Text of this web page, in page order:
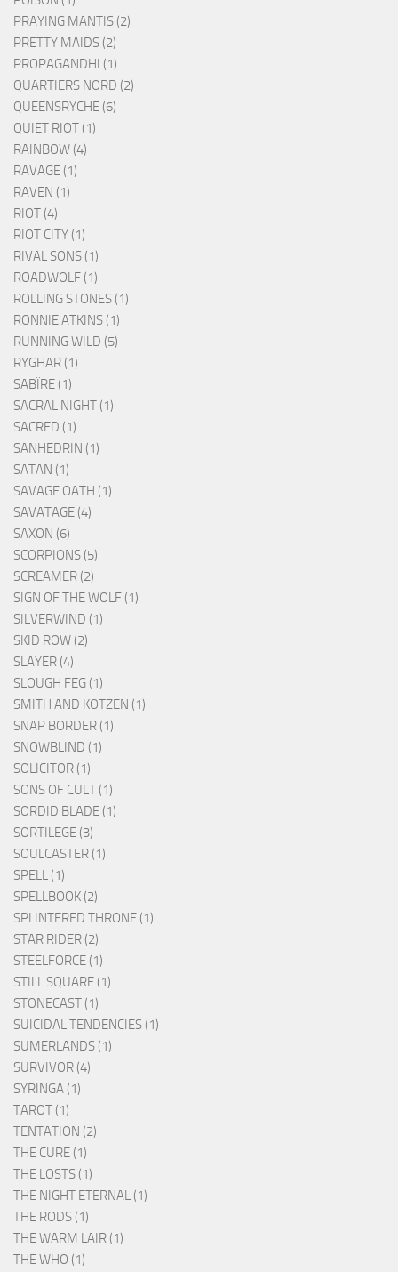
PRAYING MANTIS (2)
PRETTY MAIDS (2)
PROPAGANDHI (1)
QUARTIERS NORD (2)
QUEENSRYCHE (6)
QUIET RIOT (1)
RAINBOW (4)
RAVAGE (1)
RAVEN (1)
RIOT (4)
RIOT CITY (1)
RIVAL SONS (1)
ROADWOLF (1)
ROLLING STONES (1)
RONNIE ATKINS (1)
RUNNING WILD (5)
RYGHAR (1)
SABÏRE (1)
SACRAL NIGHT (1)
SACRED (1)
SANHEDRIN (1)
SATAN (1)
SAVAGE OATH (1)
SAVATAGE (4)
SAXON (6)
SCORPIONS (5)
SCREAMER (2)
SIGN OF THE WOLF (1)
SILVERWIND (1)
SKID ROW (2)
SLAYER (4)
SLOUGH FEG (1)
SMITH AND KOTZEN (1)
SNAP BORDER (1)
SNOWBLIND (1)
SOLICITOR (1)
SONS OF CULT (1)
SORDID BLADE (1)
SORTILEGE (3)
SOULCASTER (1)
SPELL (1)
SPELLBOOK (2)
SPLINTERED THRONE (1)
STAR RIDER (2)
STEELFORCE (1)
STILL SQUARE (1)
STONECAST (1)
SUICIDAL TENDENCIES (1)
SUMERLANDS (1)
SURVIVOR (4)
SYRINGA (1)
TAROT (1)
TENTATION (2)
THE CURE (1)
THE LOSTS (1)
THE NIGHT ETERNAL (1)
THE RODS (1)
THE WARM LAIR (1)
THE WHO (1)